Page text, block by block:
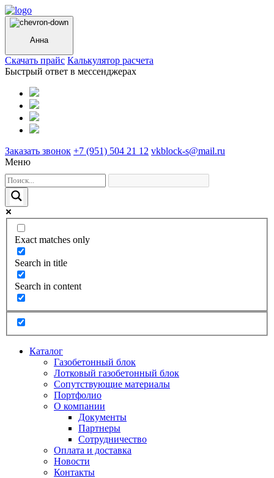
Анна
Cкачать прайс Калькулятор расчета
Быстрый ответ в мессенджерах
Заказать звонок +7 (951) 504 21 12 vkblock-s@mail.ru
Меню
Exact matches only
Search in title
Search in content
Каталог
Газобетонный блок
Лотковый газобетонный блок
Сопутствующие материалы
Портфолио
О компании
Документы
Партнеры
Сотрудничество
Оплата и доставка
Новости
Контакты